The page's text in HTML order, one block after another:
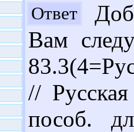
Ответ
Вам
//
пособ.